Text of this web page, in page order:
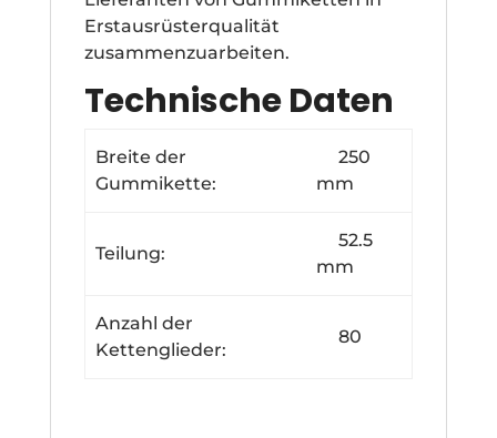
Erstausrüsterqualität
zusammenzuarbeiten.
Technische Daten
Breite der
Gummikette:
250
mm
Teilung:
52.5
mm
Anzahl der
Kettenglieder:
80